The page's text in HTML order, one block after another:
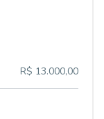
R$ 13.000,00